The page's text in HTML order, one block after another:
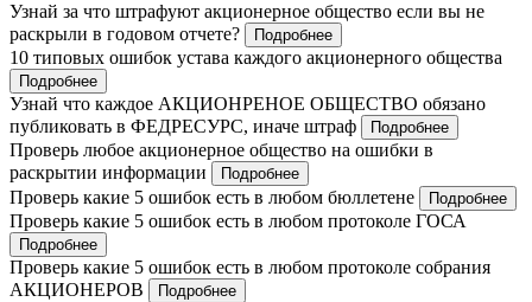
Узнай за что штрафуют акционерное общество если вы не
раскрыли в годовом отчете?
Подробнее
10 типовых ошибок устава каждого акционерного общества
Подробнее
Узнай что каждое АКЦИОНРЕНОЕ ОБЩЕСТВО обязано
публиковать в ФЕДРЕСУРС, иначе штраф
Подробнее
Проверь любое акционерное общество на ошибки в
раскрытии информации
Подробнее
Проверь какие 5 ошибок есть в любом бюллетене Подробнее
Проверь какие 5 ошибок есть в любом протоколе ГОСА
Подробнее
Проверь какие 5 ошибок есть в любом протоколе собрания
АКЦИОНЕРОВ
Подробнее